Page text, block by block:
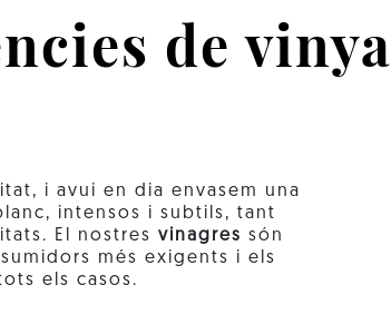
de vinya
i avui en dia envasem una
intensos i subtils, tant
El nostres vinagres són
més exigents i els
els casos.